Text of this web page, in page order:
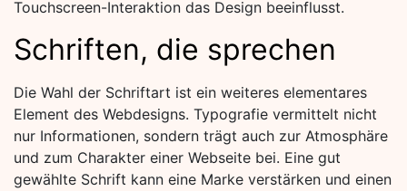
Touchscreen-Interaktion das Design beeinflusst.
Schriften, die sprechen
Die Wahl der Schriftart ist ein weiteres elementares
Element des Webdesigns. Typografie vermittelt nicht
nur Informationen, sondern trägt auch zur Atmosphäre
und zum Charakter einer Webseite bei. Eine gut
gewählte Schrift kann eine Marke verstärken und einen